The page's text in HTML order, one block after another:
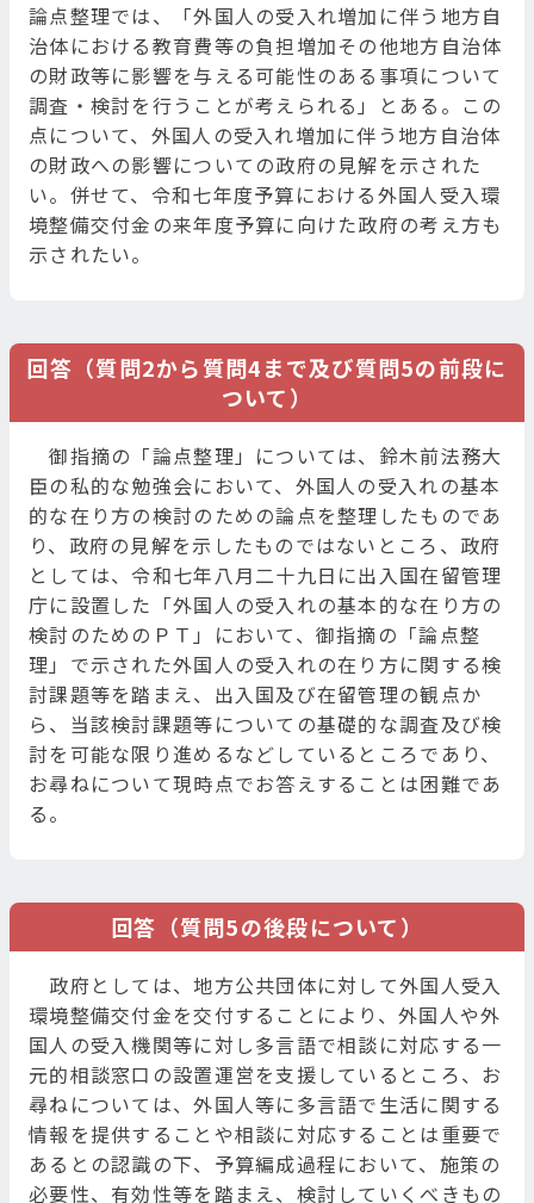
論点整理では、「外国人の受入れ増加に伴う地方自
治体における教育費等の負担増加その他地方自治体
の財政等に影響を与える可能性のある事項について
調査・検討を行うことが考えられる」とある。この
点について、外国人の受入れ増加に伴う地方自治体
の財政への影響についての政府の見解を示された
い。併せて、令和七年度予算における外国人受入環
境整備交付金の来年度予算に向けた政府の考え方も
示されたい。
回答（質問2から質問4まで及び質問5の前段に
ついて）
御指摘の「論点整理」については、鈴木前法務大
臣の私的な勉強会において、外国人の受入れの基本
的な在り方の検討のための論点を整理したものであ
り、政府の見解を示したものではないところ、政府
としては、令和七年八月二十九日に出入国在留管理
庁に設置した「外国人の受入れの基本的な在り方の
検討のためのＰＴ」において、御指摘の「論点整
理」で示された外国人の受入れの在り方に関する検
討課題等を踏まえ、出入国及び在留管理の観点か
ら、当該検討課題等についての基礎的な調査及び検
討を可能な限り進めるなどしているところであり、
お尋ねについて現時点でお答えすることは困難であ
る。
回答（質問5の後段について）
政府としては、地方公共団体に対して外国人受入
環境整備交付金を交付することにより、外国人や外
国人の受入機関等に対し多言語で相談に対応する一
元的相談窓口の設置運営を支援しているところ、お
尋ねについては、外国人等に多言語で生活に関する
情報を提供することや相談に対応することは重要で
あるとの認識の下、予算編成過程において、施策の
必要性、有効性等を踏まえ、検討していくべきもの